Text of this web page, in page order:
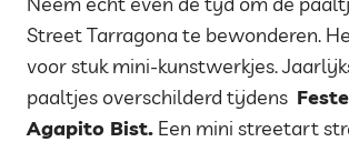
Street Tarragona te bewonderen.
voor stuk mini-kunstwerkjes.
paaltjes overschilderd tijdens
Agapito Bist. Een mini streetart